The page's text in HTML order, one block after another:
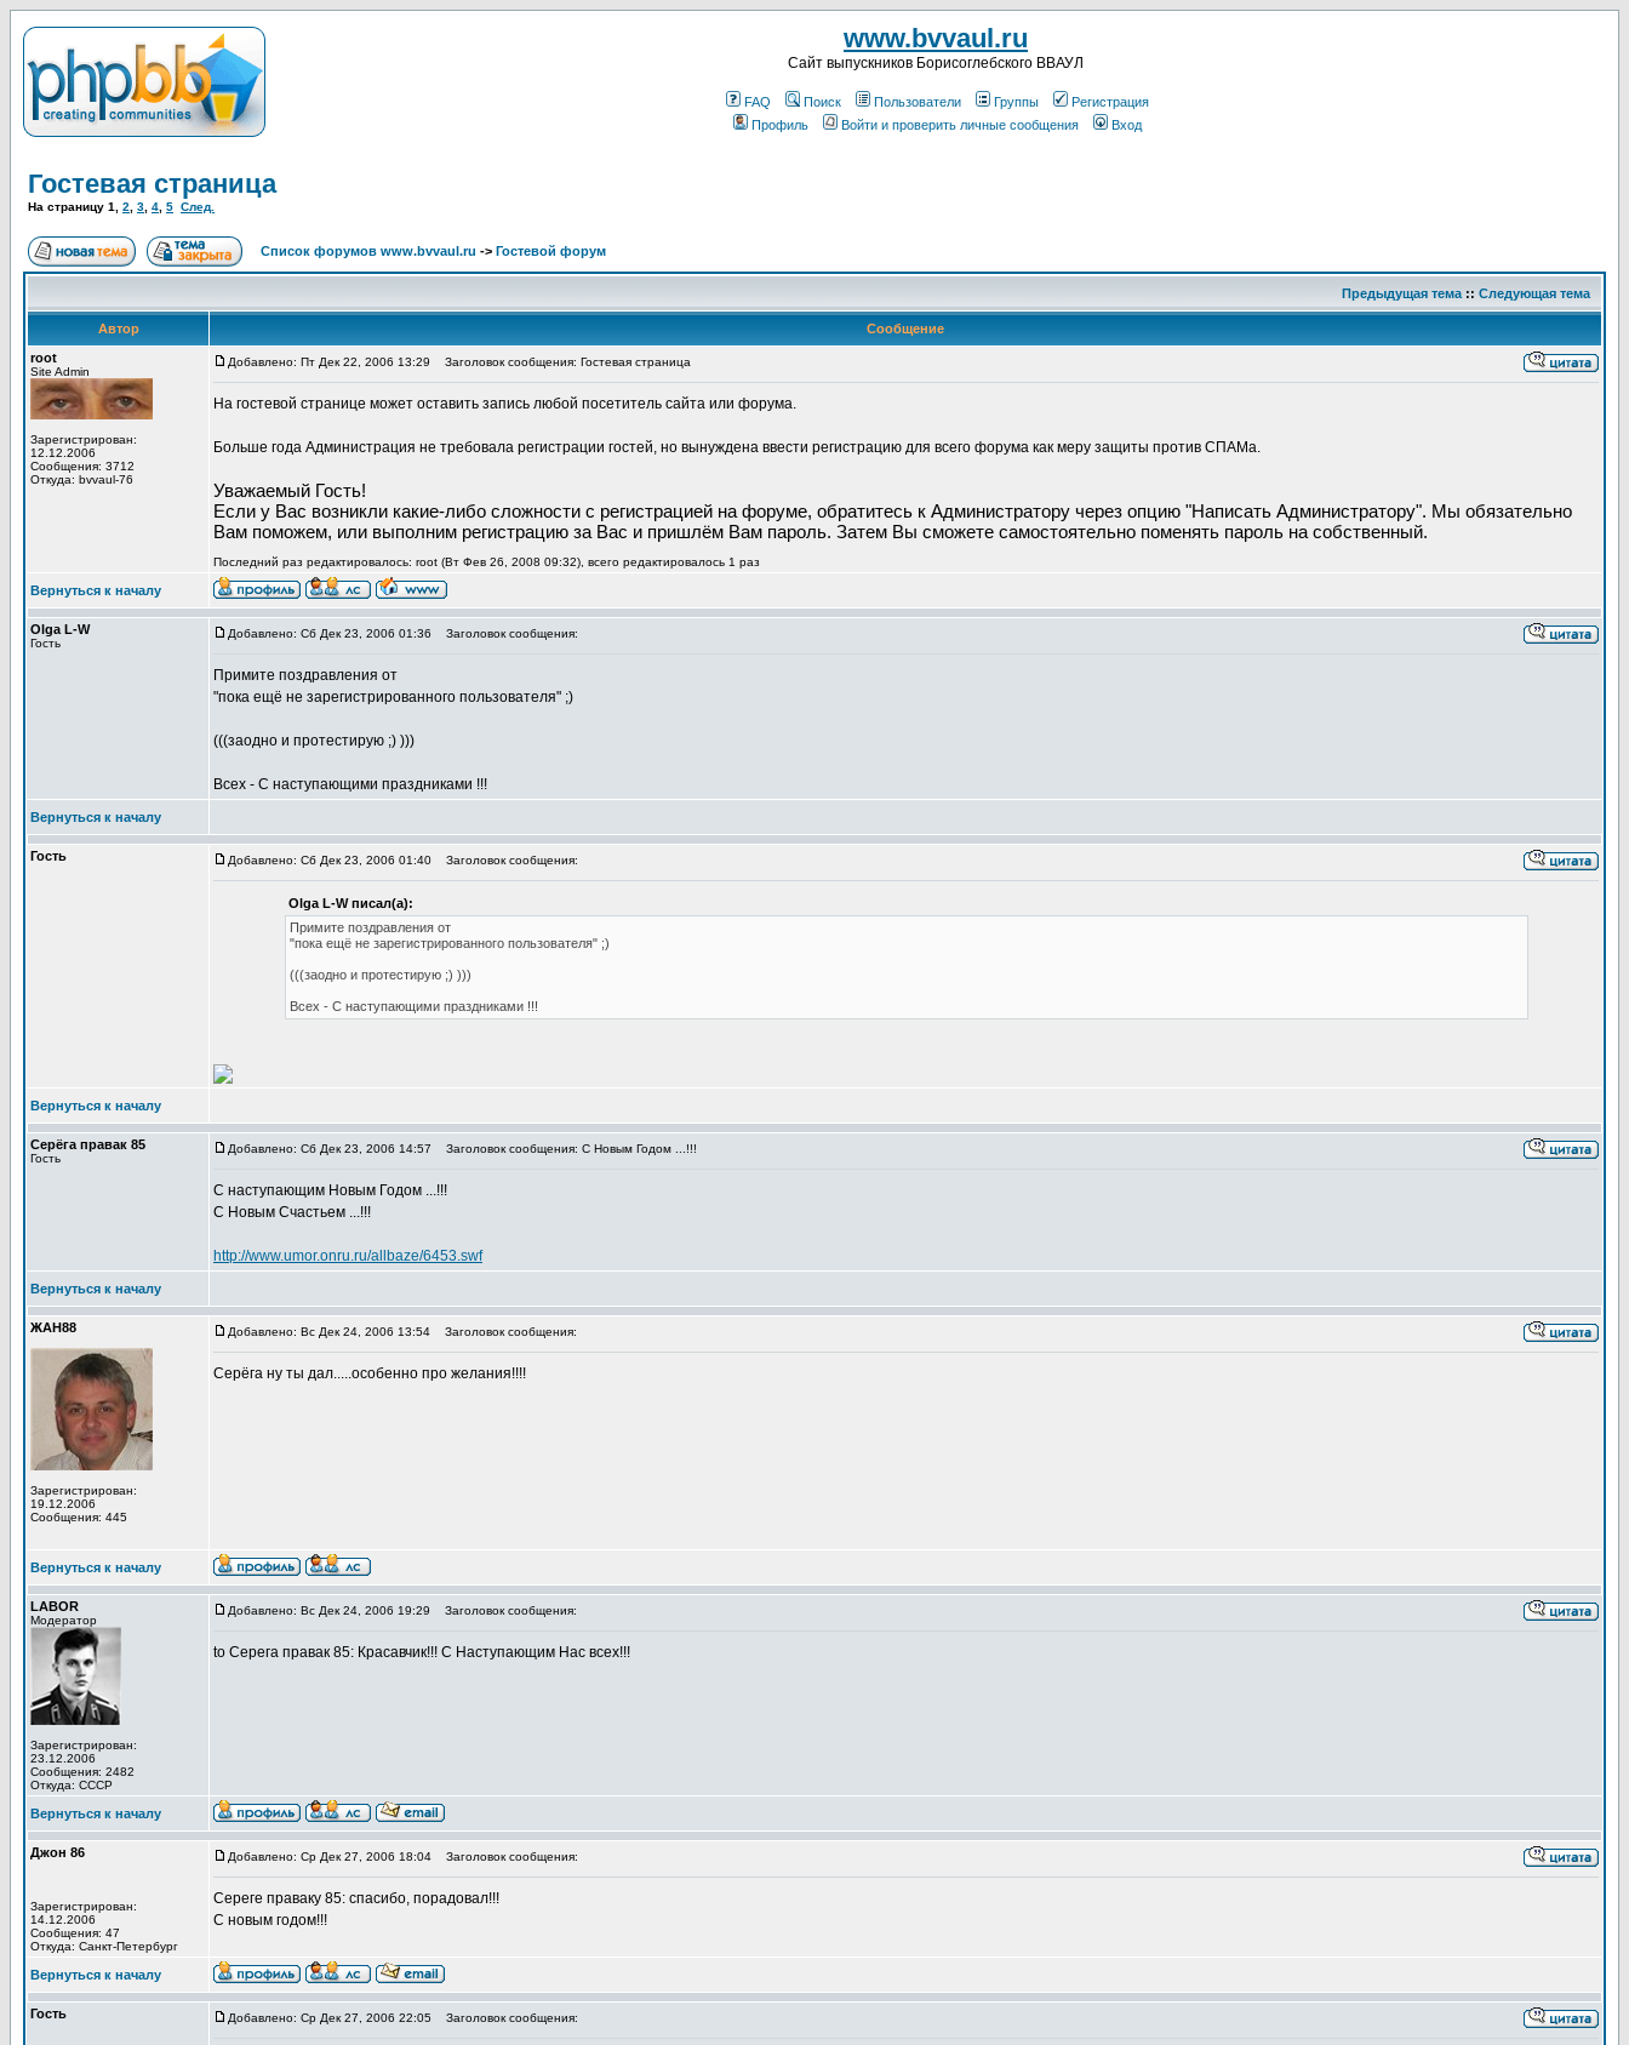
www.bvvaul.ru
Cайт выпускников Борисоглебского ВВАУЛ
FAQ Поиск Пользователи Группы
Регистрация
Профиль
Войти и проверить личные сообщения Вход
Гостевая страница
На страницу 1 2 3 4 5 След.
Список форумов www.bvvaul.ru -> Гостевой форум
Предыдущая тема :: Следующая тема
Автор
Сообщение
root
Site Admin
Зарегистрирован:
12.12.2006
Сообщения: 3712
Откуда: bvvaul-76
Добавлено: Пт Дек 22, 2006 13:29 Заголовок сообщения: Гостевая страница
На гостевой странице может оставить запись любой посетитель сайта или форума.
Больше года Администрация не требовала регистрации гостей, но вынуждена ввести регистрацию для всего форума как меру защиты против СПАМа.
Уважаемый Гость!
Если у Вас возникли какие-либо сложности с регистрацией на форуме, обратитесь к Администратору через опцию "Написать Администратору". Мы обязательно
Вам поможем, или выполним регистрацию за Вас и пришлём Вам пароль. Затем Вы сможете самостоятельно поменять пароль на собственный.
Последний раз редактировалось: root (Вт Фев 26, 2008 09:32), всего редактировалось 1 раз
Вернуться к началу
Olga L-W
Гость
Добавлено: Сб Дек 23, 2006 01:36 Заголовок сообщения:
Примите поздравления от
"пока ещё не зарегистрированного пользователя" ;)
(((заодно и протестирую ;) )))
Всех - С наступающими праздниками !!!
Вернуться к началу
Гость Добавлено: Сб Дек 23, 2006 01:40 Заголовок сообщения:
Olga L-W писал(а):
Примите поздравления от
"пока ещё не зарегистрированного пользователя" ;)
(((заодно и протестирую ;) )))
Всех - С наступающими праздниками !!!
Вернуться к началу
Серёга правак 85
Гость
Добавлено: Сб Дек 23, 2006 14:57 Заголовок сообщения: С Новым Годом ...!!!
С наступающим Новым Годом ...!!!
С Новым Счастьем ...!!!
http://www.umor.onru.ru/allbaze/6453.swf
Вернуться к началу
ЖАН88
Зарегистрирован:
19.12.2006
Сообщения: 445
Добавлено: Вс Дек 24, 2006 13:54 Заголовок сообщения:
Серёга ну ты дал.....особенно про желания!!!!
Вернуться к началу
LABOR
Модератор
Зарегистрирован:
23.12.2006
Сообщения: 2482
Откуда: СССР
Добавлено: Вс Дек 24, 2006 19:29 Заголовок сообщения:
to Серега правак 85: Красавчик!!! С Наступающим Нас всех!!!
Вернуться к началу
Джон 86
Зарегистрирован:
14.12.2006
Сообщения: 47
Откуда: Санкт-Петербург
Добавлено: Ср Дек 27, 2006 18:04 Заголовок сообщения:
Сереге праваку 85: спасибо, порадовал!!!
С новым годом!!!
Вернуться к началу
Гость Добавлено: Ср Дек 27, 2006 22:05 Заголовок сообщения: